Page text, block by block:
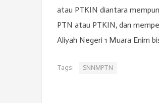
atau PTKIN diantara
PTN atau PTKIN, dan
Aliyah Negeri 1 Muara Enim
Tags: SNNMPTN